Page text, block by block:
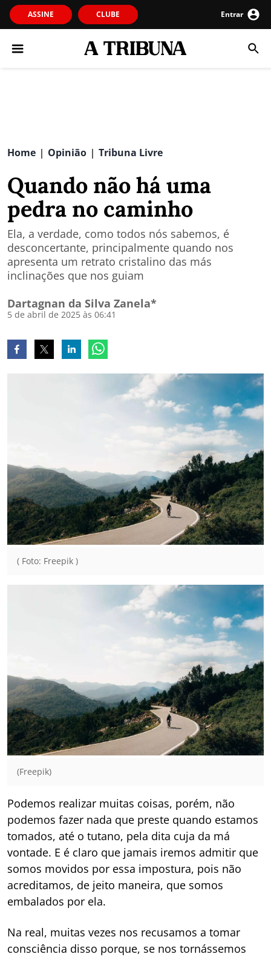
ASSINE CLUBE Entrar
Home | Opinião | Tribuna Livre
Quando não há uma
pedra no caminho
Ela, a verdade, como todos nós sabemos, é
desconcertante, principalmente quando nos
apresenta um retrato cristalino das más
inclinações que nos guiam
Dartagnan da Silva Zanela*
5 de abril de 2025 às 06:41
( Foto: Freepik )
(Freepik)
Podemos realizar muitas coisas, porém, não
podemos fazer nada que preste quando estamos
tomados, até o tutano, pela dita cuja da má
vontade. E é claro que jamais iremos admitir que
somos movidos por essa impostura, pois não
acreditamos, de jeito maneira, que somos
embalados por ela.
Na real, muitas vezes nos recusamos a tomar
consciência disso porque, se nos tornássemos